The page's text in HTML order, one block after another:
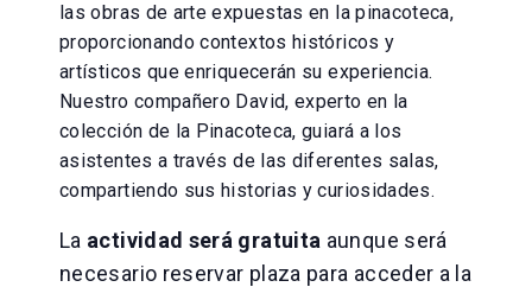
las obras de arte expuestas en la pinacoteca,
proporcionando contextos históricos y
artísticos que enriquecerán su experiencia.
Nuestro compañero David, experto en la
colección de la Pinacoteca, guiará a los
asistentes a través de las diferentes salas,
compartiendo sus historias y curiosidades.
La actividad será gratuita aunque será
necesario reservar plaza para acceder a la